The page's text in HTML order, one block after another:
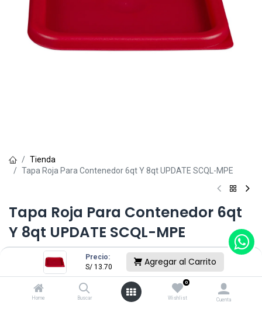
Precio:
S/ 13.70 Agregar al Carrito
Home Buscar
0
Wishlist Cuenta
Tienda
Tapa Roja Para Contenedor 6qt Y 8qt UPDATE SCQL-MPE
Tapa Roja Para Contenedor 6qt
Y 8qt UPDATE SCQL-MPE
(0 reseña)
13.70